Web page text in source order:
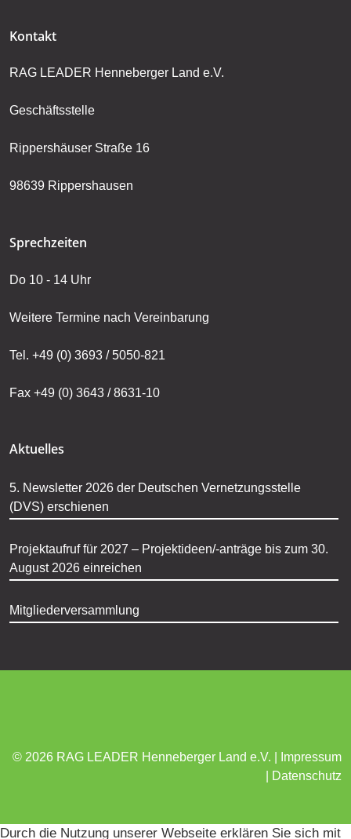
Kontakt
RAG LEADER Henneberger Land e.V.
Geschäftsstelle
Rippershäuser Straße 16
98639 Rippershausen
Sprechzeiten
Do 10 - 14 Uhr
Weitere Termine nach Vereinbarung
Tel. +49 (0) 3693 / 5050-821
Fax +49 (0) 3643 / 8631-10
Aktuelles
5. Newsletter 2026 der Deutschen Vernetzungsstelle
(DVS) erschienen
Projektaufruf für 2027 – Projektideen/-anträge bis zum 30.
August 2026 einreichen
Mitgliederversammlung
© 2026 RAG LEADER Henneberger Land e.V. |
Impressum
Datenschutz
Durch die Nutzung unserer Webseite erklären Sie sich mit